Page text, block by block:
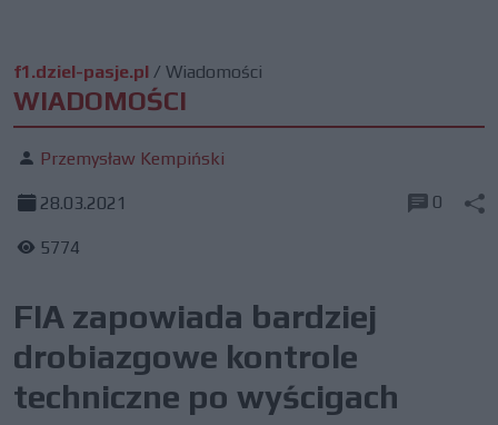
f1.dziel-pasje.pl / Wiadomości
WIADOMOŚCI
Przemysław Kempiński
28.03.2021
5774
0
FIA zapowiada bardziej
drobiazgowe kontrole
techniczne po wyścigach